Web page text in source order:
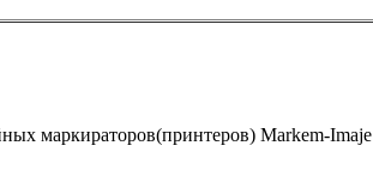
маркираторов(принтеров) Markem-Imaje